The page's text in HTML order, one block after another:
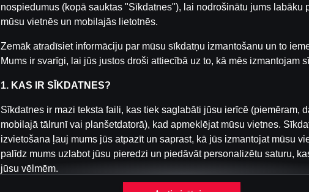
nospiedumus (kopā sauktas "Sīkdatnes"), lai nodrošinātu jums labāku
mūsu vietnēs un mobilajās lietotnēs.
Zemāk atradīsiet informāciju par mūsu sīkdatņu izmantošanu un to
Mums ir svarīgi, lai jūs justos droši attiecībā uz to, kā mēs izmantojam
1. KAS IR SĪKDATNES?
Sīkdatnes ir mazi teksta faili, kas tiek saglabāti jūsu ierīcē (piemēram,
mobilajā tālrunī vai planšetdatorā), kad apmeklējat mūsu vietnes.
izvietošana ļauj mums jūs atpazīt un saprast, kā jūs izmantojat mūsu
palīdz mums uzlabot jūsu pieredzi un piedāvāt personalizētu saturu,
jūsu vēlmēm.